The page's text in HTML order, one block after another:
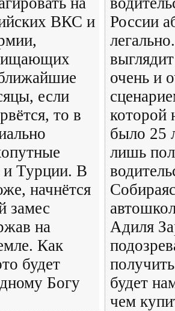
ВКС и
если
то в
Турции. В
начнётся
замес
на
Как
будет
Богу
России
очень и
которой
было 25
лишь
Адиля
будет
чем